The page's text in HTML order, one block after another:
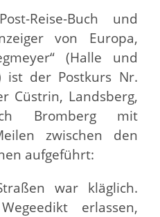
Reise-Buch und
von Europa,
(Halle und
ist der Postkurs Nr.
Cüstrin, Landsberg,
Bromberg mit
zwischen den
aufgeführt:
war kläglich.
erlassen,